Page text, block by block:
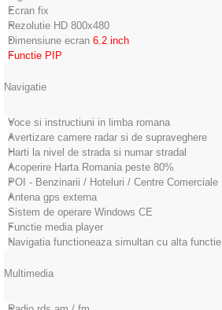
Ecran fix
Rezolutie HD 800x480
Dimensiune ecran 6.2 inch
Functie PIP
Navigatie
Voce si instructiuni in limba romana
Avertizare camere radar si de supraveghere
Harti la nivel de strada si numar stradal
Acoperire Harta Romania peste 80%
POI - Benzinarii / Hoteluri / Centre Comerciale
Antena gps externa
Sistem de operare Windows CE
Functie media player
Navigatia functioneaza simultan cu alta functie
Multimedia